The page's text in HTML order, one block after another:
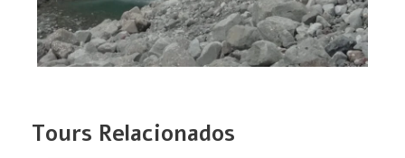
Tours Relacionados